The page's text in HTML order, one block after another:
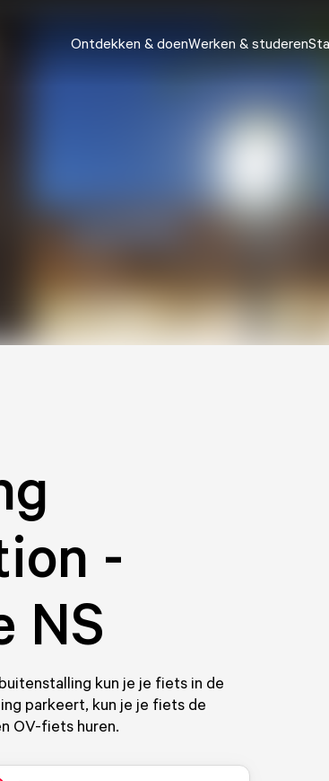
Ontdekken & doenWerken & studeren
-
NS
kun je je fiets in de
parkeert, kun je je fiets de
OV-fiets huren.